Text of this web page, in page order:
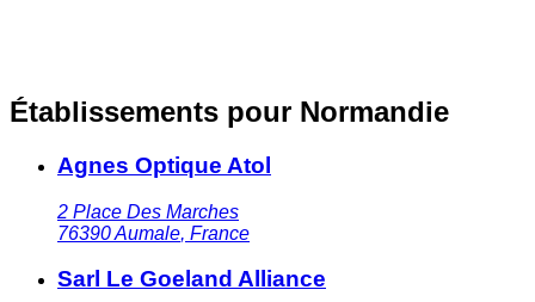
Établissements pour Normandie
Agnes Optique Atol
2 Place Des Marches
76390Aumale, France
Sarl Le Goeland Alliance